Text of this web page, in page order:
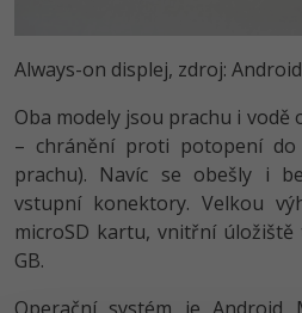
Always-on displej, zdroj:
Oba modely jsou prachu i vodě
– chránění proti potopení
prachu). Navíc se obešly i
vstupní konektory. Velkou
microSD kartu, vnitřní
GB.